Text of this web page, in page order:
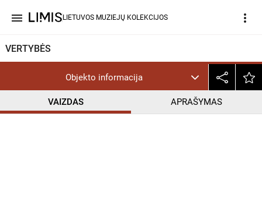
menu LIETUVOS MUZIEJŲ KOLEKCIJOS more_vert
VERTYBĖS
Objekto informacija
VAIZDAS APRAŠYMAS
InC help_outline